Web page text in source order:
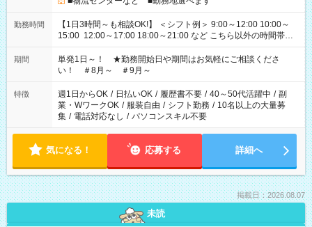
勤務時間
【1日3時間～も相談OK!】 ＜シフト例＞ 9:00～12:00 10:00～
15:00 12:00～17:00 18:00～21:00 など こちら以外の時間帯も
お気軽にご相談ください！
期間
単発1日～！ ★勤務開始日や期間はお気軽にご相談くださ
い！ ＃8月～ ＃9月～
特徴 週1日からOK / 日払いOK / 履歴書不要 / 40～50代活躍中 / 副
業・WワークOK / 服装自由 / シフト勤務 / 10名以上の大量募
集 / 電話対応なし / パソコンスキル不要
気になる！ 応募する 詳細へ
掲載日：2026.08.07
未読